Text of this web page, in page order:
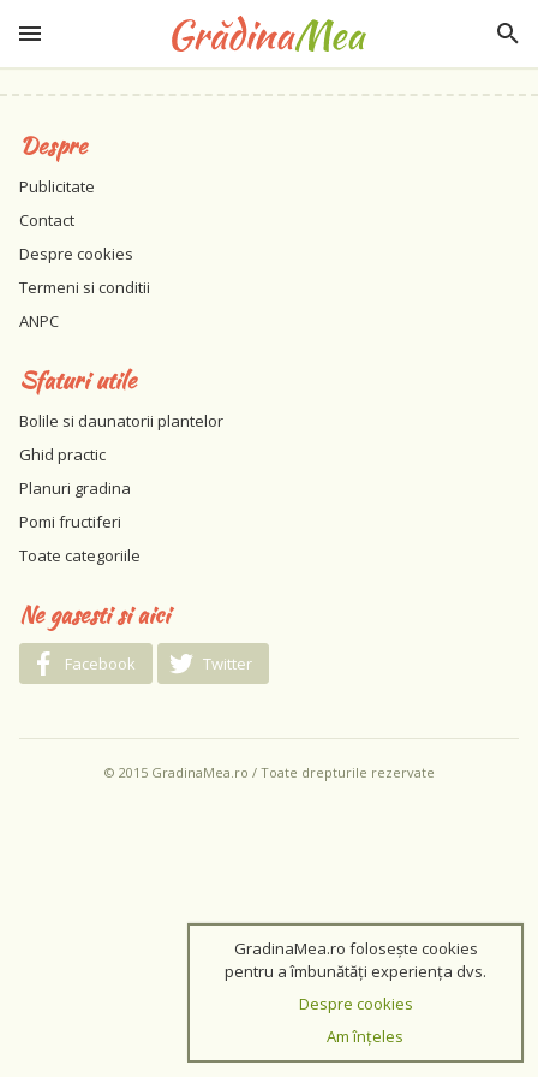
Despre
Publicitate
Contact
Despre cookies
Termeni si conditii
ANPC
Sfaturi utile
Bolile si daunatorii plantelor
Ghid practic
Planuri gradina
Pomi fructiferi
Toate categoriile
Ne gasesti si aici
Facebook Twitter
© 2015 GradinaMea.ro / Toate drepturile rezervate
GradinaMea.ro folosește cookies
pentru a îmbunătăți experiența dvs.
Despre cookies
Am înțeles